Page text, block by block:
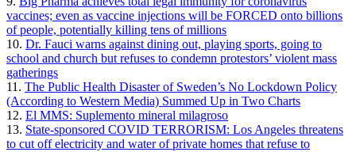
vaccines; even as vaccine injections will be FORCED onto billions
of people, potentially killing tens of millions
10. Dr. Fauci warns against dining out, playing sports, going to
school and church but refuses to condemn protestors’ violent mass
gatherings
11. The Public Health Disaster of Sweden’s No Lockdown Policy
(According to Western Media) Summed Up in Two Charts
12. El MMS: Suplemento mineral milagroso
13. State-sponsored COVID TERRORISM: Los Angeles threatens
to cut off electricity and water of private homes that refuse to